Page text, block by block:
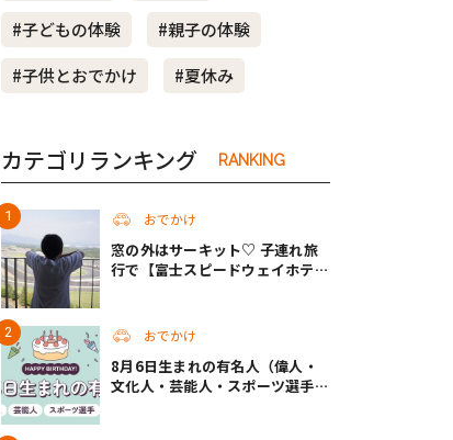
#子どもの体験
#親子の体験
#子供とおでかけ
#夏休み
カテゴリランキング RANKING
おでかけ
窓の外はサーキット♡ 子連れ旅
行で【富士スピードウェイホテ
おでかけ
8月6日生まれの有名人（偉人・
文化人・芸能人・スポーツ選手・